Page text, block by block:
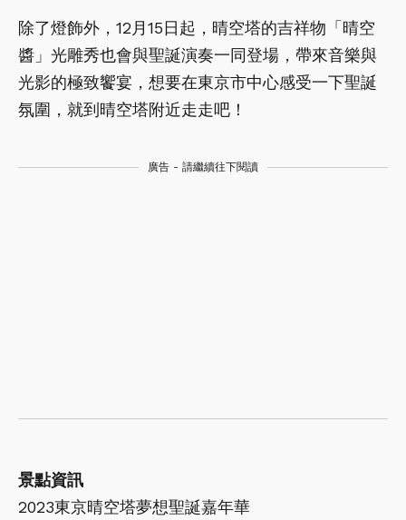
除了燈飾外，12月15日起，晴空塔的吉祥物「晴空
醬」光雕秀也會與聖誕演奏一同登場，帶來音樂與
光影的極致饗宴，想要在東京市中心感受一下聖誕
氛圍，就到晴空塔附近走走吧！
廣告 - 請繼續往下閱讀
景點資訊
2023東京晴空塔夢想聖誕嘉年華